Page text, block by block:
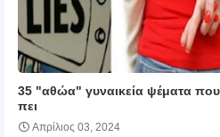
35 "αθώα" γυναικεία ψέματα που
πει
Απρίλιος 03, 2024